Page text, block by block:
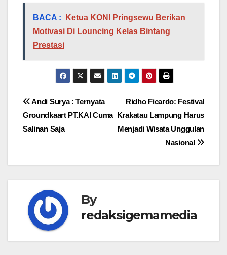
BACA :
Ketua KONI Pringsewu Berikan
Motivasi Di Louncing Kelas Bintang
Prestasi
Navigasi
pos
Ridho Ficardo: Festival
Krakatau Lampung Harus
Menjadi Wisata Unggulan
Nasional
Andi Surya : Ternyata
Groundkaart PT.KAI Cuma
Salinan Saja
By
redaksigemamedia